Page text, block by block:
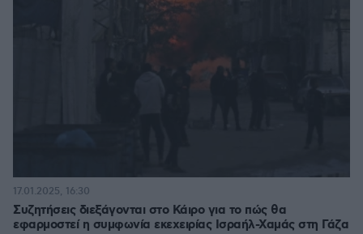
Συζητήσεις διεξάγονται στο Κάιρο για το πώς θα
εφαρμοστεί η συμφωνία εκεχειρίας Ισραήλ-Χαμάς στη Γάζα
17.01.2025, 16:30